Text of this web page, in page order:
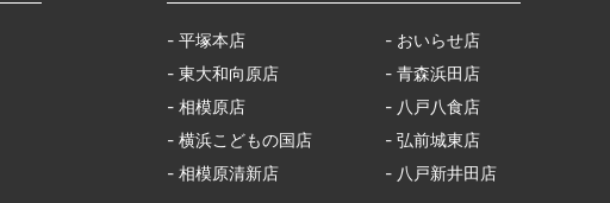
- 平塚本店
- 東大和向原店
- 相模原店
- 横浜こどもの国店
- 相模原清新店
- おいらせ店
- 青森浜田店
- 八戸八食店
- 弘前城東店
- 八戸新井田店